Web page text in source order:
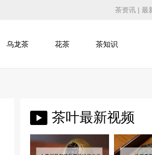
茶资讯 | 最
乌龙茶 花茶 茶知识
茶叶最新视频